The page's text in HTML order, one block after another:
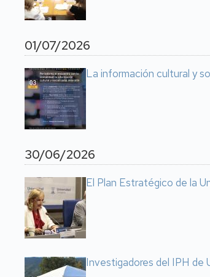
01/07/2026
La información cultural y
30/06/2026
El Plan Estratégico de la
Investigadores del IPH de